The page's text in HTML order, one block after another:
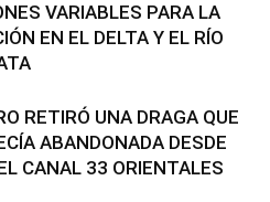
VARIABLES PARA LA
EN EL DELTA Y EL RÍO
RETIRÓ UNA DRAGA QUE
ABANDONADA DESDE
CANAL 33 ORIENTALES